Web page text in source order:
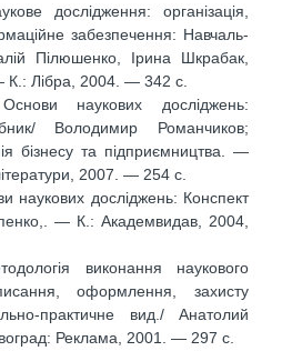
дослідження: організація,
забезпечення: Навчаль-
Пілюшенко, Ірина Шкрабак,
К.: Лібра, 2004. — 342 с.
наукових досліджень:
Володимир Романчиков;
бізнесу та підприємництва. —
2007. — 254 с.
наукових досліджень: Конспект
— К.: Академвидав, 2004,
виконання наукового
оформлення, захисту
практичне вид./ Анатолий
Реклама, 2001. — 297 с.